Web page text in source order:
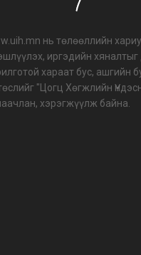
нь төлөөллийн
иргэдийн
хараат бус, ашгийн
"Цогц Хөгжлийн
хэрэгжүүлж байна.